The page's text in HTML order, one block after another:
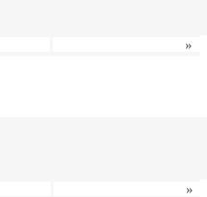
»
»